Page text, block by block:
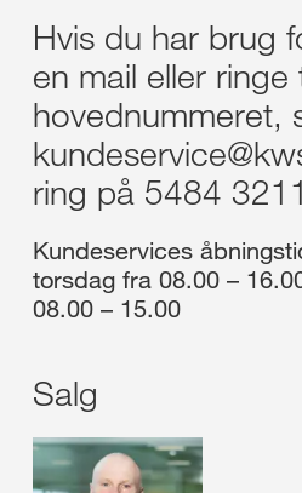
Hvis du har brug
en mail eller ringe
hovednummeret,
ring på 5484 3211
Kundeservices
torsdag fra 08.00 –
08.00 – 15.00
Salg